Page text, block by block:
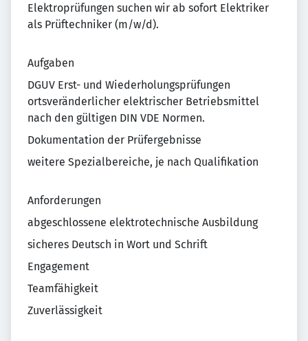
Elektroprüfungen suchen wir ab sofort Elektriker
als Prüftechniker (m/w/d).
Aufgaben
DGUV Erst- und Wiederholungsprüfungen
ortsveränderlicher elektrischer Betriebsmittel
nach den gültigen DIN VDE Normen.
Dokumentation der Prüfergebnisse
weitere Spezialbereiche, je nach Qualifikation
Anforderungen
abgeschlossene elektrotechnische Ausbildung
sicheres Deutsch in Wort und Schrift
Engagement
Teamfähigkeit
Zuverlässigkeit